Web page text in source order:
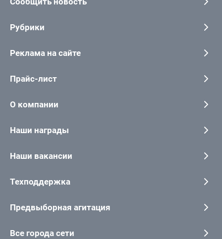
Рубрики
Реклама на сайте
Прайс-лист
О компании
Наши награды
Наши вакансии
Техподдержка
Предвыборная агитация
Все города сети